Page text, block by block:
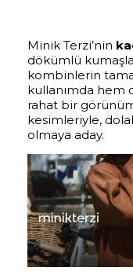
Minik Terzi’nin
dökümlü
kombinlerin
kullanımda hem
rahat bir görünüm
kesimleriyle,
olmaya aday.